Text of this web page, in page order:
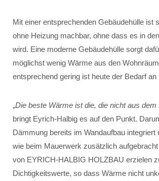
Mit einer entsprechenden Gebäudehülle ist
ohne Heizung machbar, ohne dass es in
wird. Eine moderne Gebäudehülle sorgt
möglichst wenig Wärme aus den
entsprechend gering ist heute der Bedarf an
„Die beste Wärme ist die, die nicht aus
bringt Eyrich-Halbig es auf den Punkt.
Dämmung bereits im Wandaufbau integriert
wie beim Mauerwerk zusätzlich
von EYRICH-HALBIG HOLZBAU erzielen
Dichtigkeitswerte, so dass Wärme nicht